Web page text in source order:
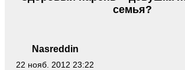
Nasreddin
22 нояб. 2012 23:22
семья?